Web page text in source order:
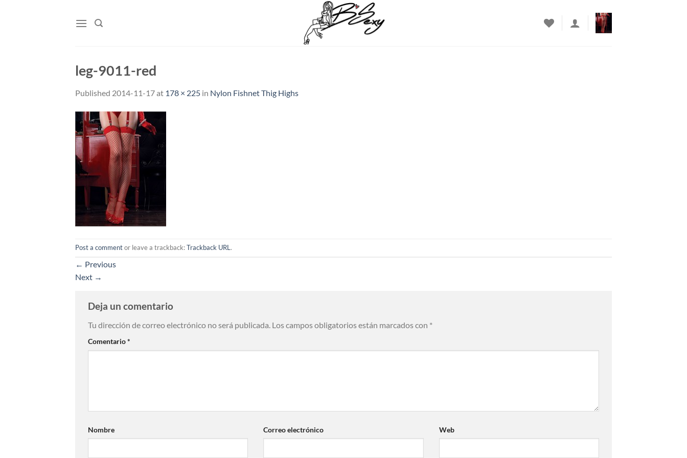
leg-9011-red
Published 2014-11-17at 178 × 225 in Nylon Fishnet Thig Highs
Post a commentor leave a trackback:Trackback URL .
← Previous
Next →
Deja un comentario
Tu dirección de correo electrónico no será publicada. Los campos obligatorios están marcados con *
Comentario*
Nombre Correo electrónico Web